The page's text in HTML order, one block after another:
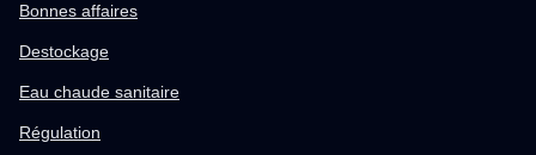
Bonnes affaires
Destockage
Eau chaude sanitaire
Régulation